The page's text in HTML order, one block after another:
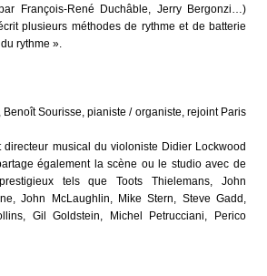
François-René Duchâble, Jerry Bergonzi…)
plusieurs méthodes de rythme et de batterie
rythme ».
Sourisse, pianiste / organiste, rejoint Paris
musical du violoniste Didier Lockwood
également la scène ou le studio avec de
tels que Toots Thielemans, John
John McLaughlin, Mike Stern, Steve Gadd,
Gil Goldstein, Michel Petrucciani, Perico